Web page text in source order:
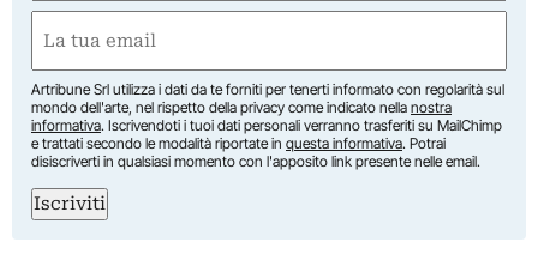
Nome
(Obbligatorio)
Artribune Srl utilizza i dati da te forniti per tenerti informato con regolarità sul
mondo dell'arte, nel rispetto della privacy come indicato nella nostra
informativa. Iscrivendoti i tuoi dati personali verranno trasferiti su MailChimp
e trattati secondo le modalità riportate in questa informativa. Potrai
disiscriverti in qualsiasi momento con l'apposito link presente nelle email.
Iscriviti